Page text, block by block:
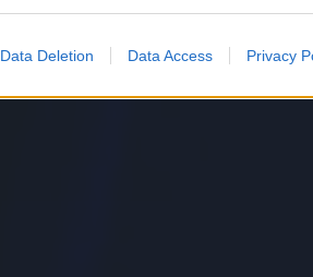
Data Deletion Data Access Privacy